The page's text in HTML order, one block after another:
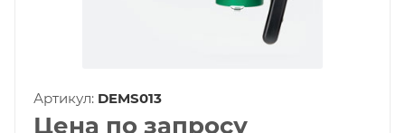
Артикул: DEMS013
Цена по запросу